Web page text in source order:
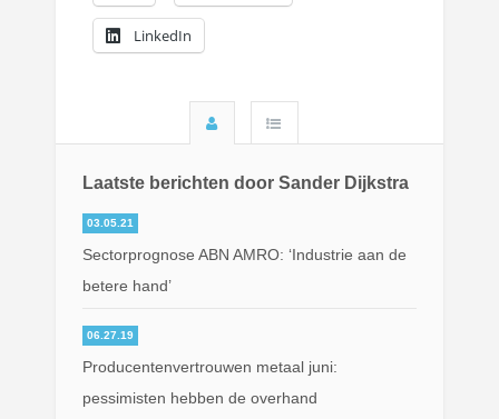
LinkedIn
Laatste berichten door Sander Dijkstra
03.05.21
Sectorprognose ABN AMRO: ‘Industrie aan de
betere hand’
06.27.19
Producentenvertrouwen metaal juni:
pessimisten hebben de overhand